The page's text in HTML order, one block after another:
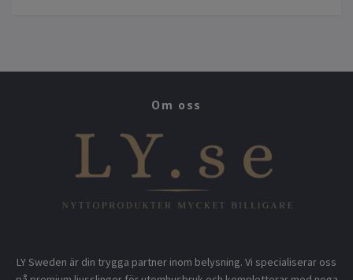
Om oss
LY Sweden är din trygga partner inom belysning. Vi specialiserar oss